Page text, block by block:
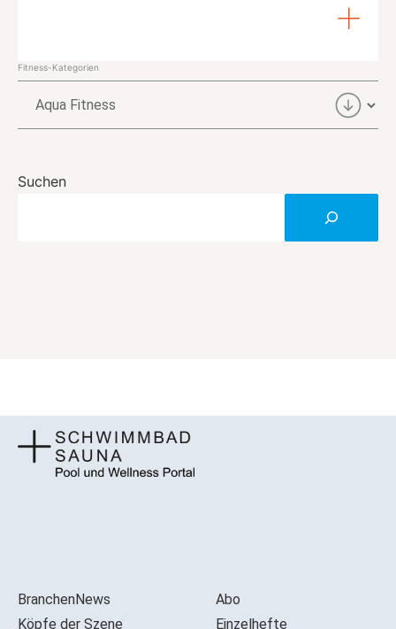
Fitness-Kategorien
Kategorien
Suchen
BranchenNews
Köpfe der Szene
Abo
Einzelhefte